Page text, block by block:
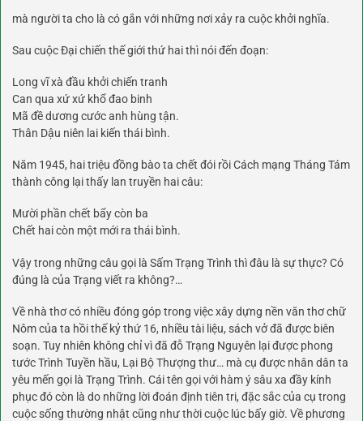
mà người ta cho là có gắn với những nơi xảy ra cuộc khởi nghĩa.
Sau cuộc Đại chiến thế giới thứ hai thì nói đến đoạn:
Long vĩ xà đầu khởi chiến tranh
Can qua xứ xứ khổ đao binh
Mã đề dương cước anh hùng tận.
Thân Dậu niên lai kiến thái bình.
Năm 1945, hai triệu đồng bào ta chết đói rồi Cách mạng Tháng Tám
thành công lại thấy lan truyền hai câu:
Mười phần chết bẩy còn ba
Chết hai còn một mới ra thái bình.
Vậy trong những câu gọi là Sấm Trạng Trình thì đâu là sự thực? Có
đúng là của Trạng viết ra không?…
Về nhà thơ có nhiều đóng góp trong việc xây dựng nền văn thơ chữ
Nôm của ta hồi thế kỷ thứ 16, nhiều tài liệu, sách vở đã được biên
soạn. Tuy nhiên không chỉ vì đã đỗ Trạng Nguyên lại được phong
tước Trình Tuyền hầu, Lại Bộ Thượng thư… mà cụ được nhân dân ta
yêu mến gọi là Trạng Trình. Cái tên gọi với hàm ý sâu xa đầy kính
phục đó còn là do những lời đoán định tiên tri, đặc sắc của cụ trong
cuộc sống thường nhật cũng như thời cuộc lúc bấy giờ. Về phương